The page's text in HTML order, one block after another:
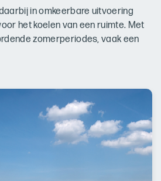
in omkeerbare uitvoering
het koelen van een ruimte. Met
zomerperiodes, vaak een